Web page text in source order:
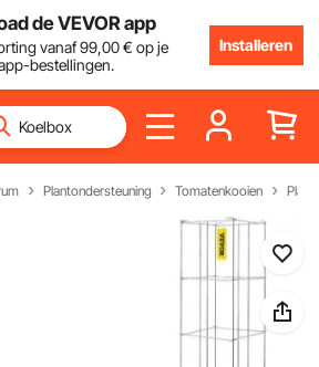
de VEVOR app
vanaf99,00€ op je
bestellingen.
Installeren
Plantondersteuning Tomatenkooien